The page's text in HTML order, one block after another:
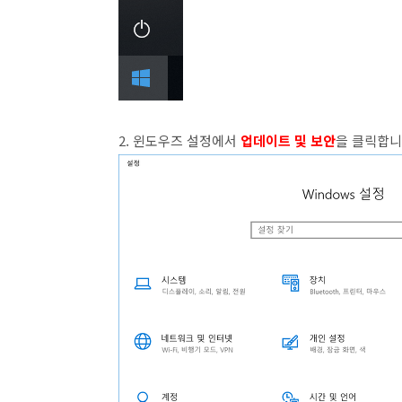
2. 윈도우즈 설정에서 업데이트 및 보안을 클릭합